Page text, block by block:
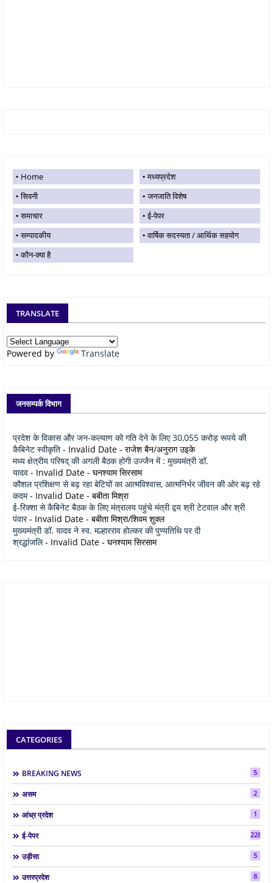
Home
मध्यप्रदेश
सिवनी
जनजाति विशेष
समाचार
ई-पेपर
सम्पादकीय
वार्षिक सदस्यता / आर्थिक सहयोग
कौन-क्या है
TRANSLATE
Powered by Translate
जनसम्पर्क विभाग
प्रदेश के विकास और जन-कल्याण को गति देने के लिए 30,055 करोड़ रूपये की
कैबिनेट स्वीकृति - Invalid Date - राजेश बैन/अनुराग उइके
मध्य क्षेत्रीय परिषद् की अगली बैठक होगी उज्जैन में : मुख्यमंत्री डॉ.
यादव - Invalid Date - घनश्याम सिरसाम
कौशल प्रशिक्षण से बढ़ रहा बेटियों का आत्मविश्वास, आत्मनिर्भर जीवन की ओर बढ़ रहे
कदम- Invalid Date - बबीता मिश्रा
ई-रिक्शा से कैबिनेट बैठक के लिए मंत्रालय पहुंचे मंत्री द्वय श्री टेटवाल और श्री
पंवार- Invalid Date - बबीता मिश्रा/शिवम शुक्ल
मुख्यमंत्री डॉ. यादव ने स्व. मल्हारराव होल्कर की पुण्यतिथि पर दी
श्रद्धांजलि- Invalid Date - घनश्याम सिरसाम
CATEGORIES
BREAKING NEWS 5
असम 2
आंध्र प्रदेश 1
ई-पेपर 2286
उड़ीसा 5
उत्तरप्रदेश 8